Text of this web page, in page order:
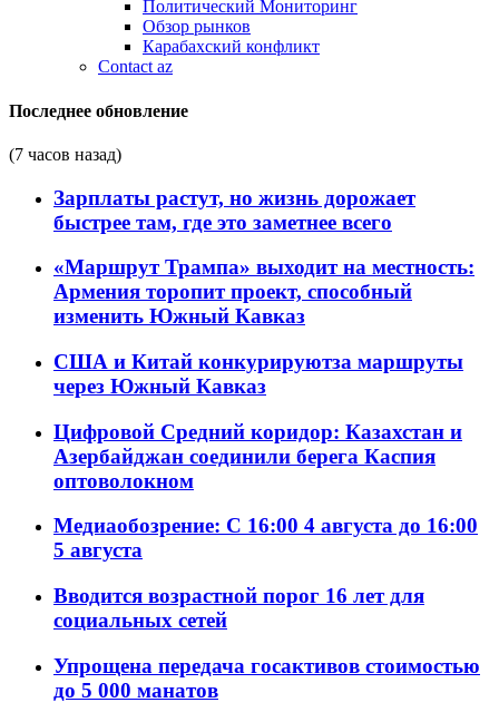
Политический Мониторинг
Обзор рынков
Карабахский конфликт
Contact az
Последнее обновление
(7 часов назад)
Зарплаты растут, но жизнь дорожает
быстрее там, где это заметнее всего
«Маршрут Трампа» выходит на местность:
Армения торопит проект, способный
изменить Южный Кавказ
США и Китай конкурируютза маршруты
через Южный Кавказ
Цифровой Средний коридор: Казахстан и
Азербайджан соединили берега Каспия
оптоволокном
Медиаобозрение: С 16:00 4 августа до 16:00
5 августа
Вводится возрастной порог 16 лет для
социальных сетей
Упрощена передача госактивов стоимостью
до 5 000 манатов